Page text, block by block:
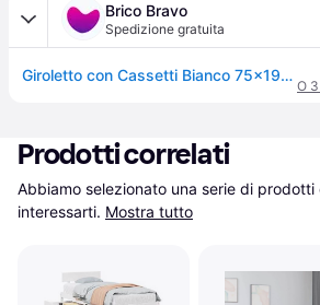
Brico Bravo
Spedizione gratuita
Giroletto con Cassetti Bianco 75x190 cm Legno Massello di Pino
O
Prodotti correlati
Abbiamo selezionato una serie di
interessarti. Mostra tutto